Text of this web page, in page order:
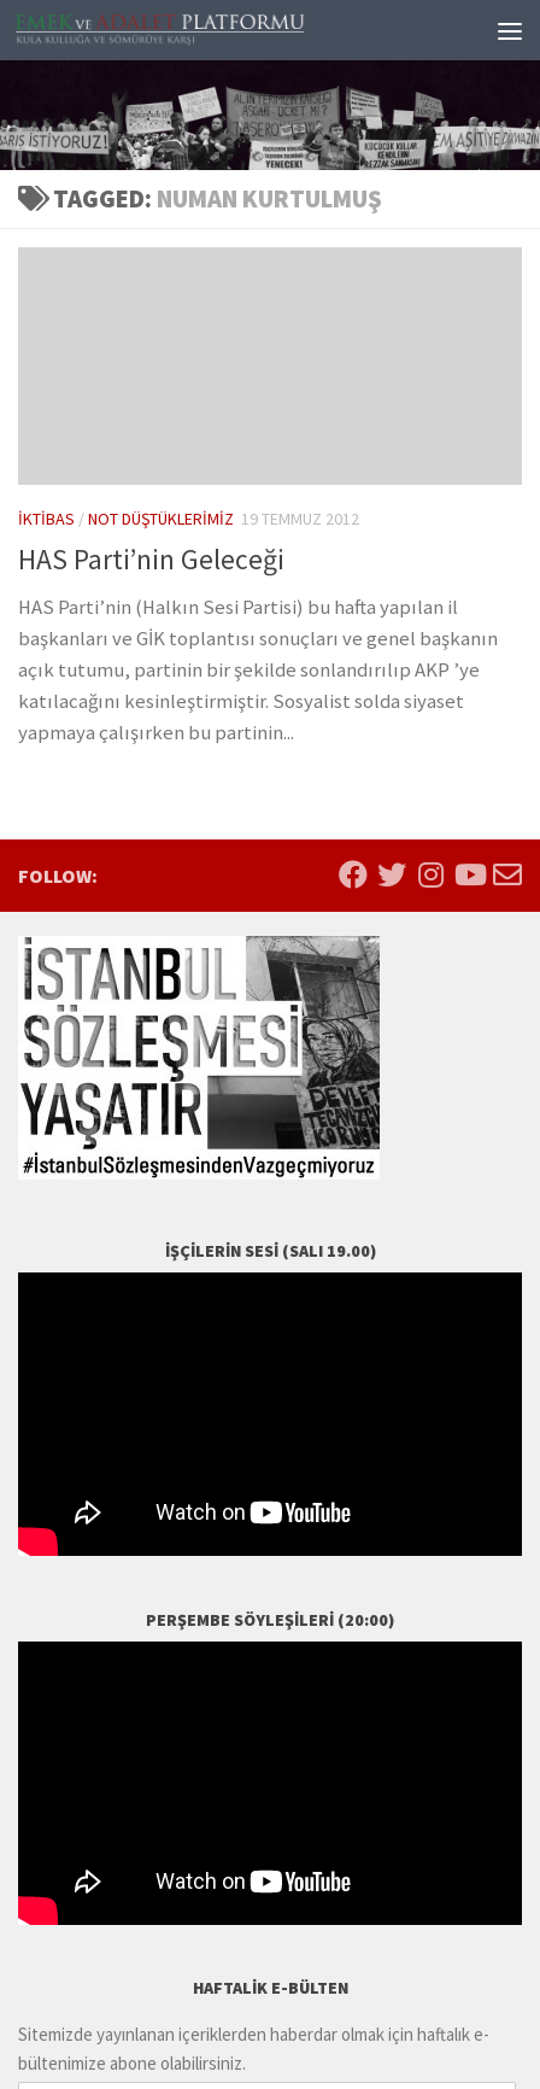
Skip to content
TAGGED: NUMAN KURTULMUŞ
İKTIBAS /NOT DÜŞTÜKLERIMIZ 19 TEMMUZ 2012
HAS Parti’nin Geleceği
HAS Parti’nin (Halkın Sesi Partisi) bu hafta yapılan il
başkanları ve GİK toplantısı sonuçları ve genel başkanın
açık tutumu, partinin bir şekilde sonlandırılıp AKP ’ye
katılacağını kesinleştirmiştir. Sosyalist solda siyaset
yapmaya çalışırken bu partinin...
FOLLOW:
İŞÇILERIN SESI (SALI 19.00)
PERŞEMBE SÖYLEŞILERI (20:00)
HAFTALIK E-BÜLTEN
Sitemizde yayınlanan içeriklerden haberdar olmak için haftalık e-
bültenimize abone olabilirsiniz.